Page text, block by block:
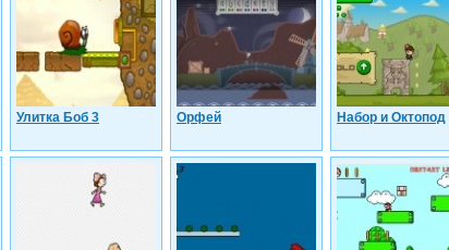
Улитка Боб 3 Орфей Набор и Октопод